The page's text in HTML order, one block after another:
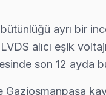
tek şey:
ayrı bir
alıcı eşik
son 12 ayda